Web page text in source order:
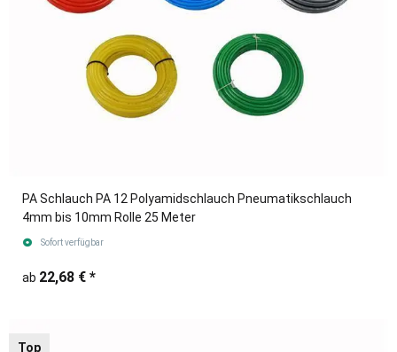
PA Schlauch PA 12 Polyamidschlauch Pneumatikschlauch
4mm bis 10mm Rolle 25 Meter
Sofort verfügbar
ab 22,68 € *
Top